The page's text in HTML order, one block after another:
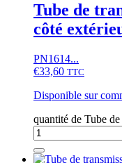
Tube de
côté
PN1614...
€33,60 TTC
Disponible sur
quantité de Tube